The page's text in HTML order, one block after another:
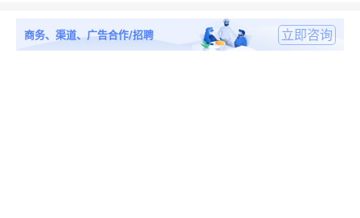
商务、渠道、广告合作/招聘 立即咨询